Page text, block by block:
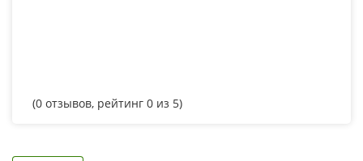
(0 отзывов, рейтинг 0 из 5)